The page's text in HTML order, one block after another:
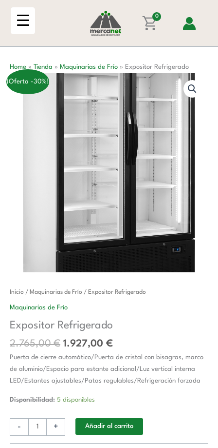
0
Home » Tienda » Maquinarias de Frío » Expositor Refrigerado
¡Oferta -30%!
Inicio / Maquinarias de Frío / Expositor Refrigerado
Maquinarias de Frío
Expositor Refrigerado
2.765,00€
El
precio
era:
2.765,00 €.
1.927,00 €
El
1.927,00 €.
Puerta de cierre automático/Puerta de cristal con bisagras, marco
de aluminio/Espacio para estante adicional/Luz vertical interna
LED/Estantes ajustables/Patas regulables/Refrigeración forzada
Disponibilidad: 5 disponibles
-
Expositor
Refrigerado
+ Añadir al carrito